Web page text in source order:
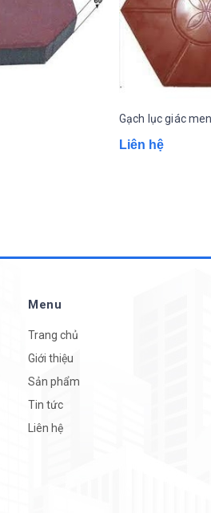
Gạch lục giác
Liên hệ
Menu
Trang chủ
Giới thiệu
Sản phẩm
Tin tức
Liên hệ